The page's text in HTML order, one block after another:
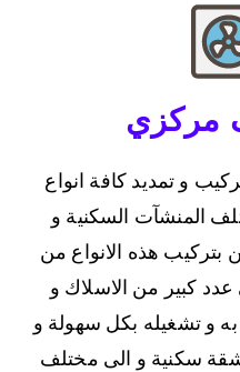
مركزي
و تمديد كافة انواع
المنشآت السكنية و
بتركيب هذه الانواع من
عدد كبير من الاسلاك و
و تشغيله بكل سهولة و
سكنية و الى مختلف